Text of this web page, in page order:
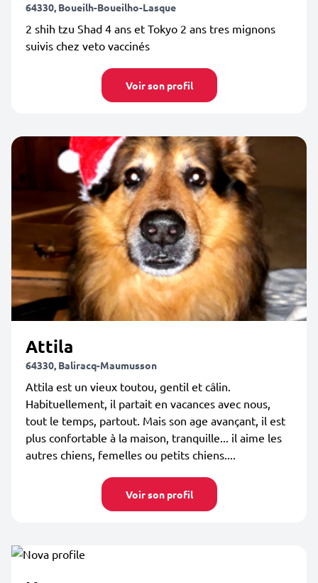
64330, Boueilh-Boueilho-Lasque
2 shih tzu Shad 4 ans et Tokyo 2 ans tres mignons
suivis chez veto vaccinés
Voir son profil
Attila
64330, Baliracq-Maumusson
Attila est un vieux toutou, gentil et câlin.
Habituellement, il partait en vacances avec nous,
tout le temps, partout. Mais son age avançant, il est
plus confortable à la maison, tranquille... il aime les
autres chiens, femelles ou petits chiens....
Voir son profil